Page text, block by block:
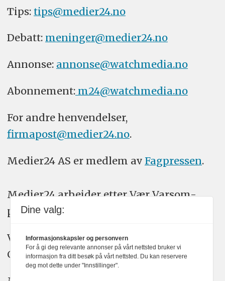
Tips: tips@medier24.no
Debatt: meninger@medier24.no
Annonse: annonse@watchmedia.no
Abonnement:m24@watchmedia.no
For andre henvendelser,
firmapost@medier24.no.
Medier24 AS er medlem av Fagpressen.
Medier24 arbeider etter Vær Varsom-
plakatens regler for god presseskikk.
Vi bruker KI-verktøy som ChatGPT,
Claude, og Gemini i journalistikken vår.
Dine valg:
Informasjonskapsler og personvern
For å gi deg relevante annonser på vårt nettsted bruker vi
informasjon fra ditt besøk på vårt nettsted. Du kan reservere
deg mot dette under "Innstillinger".